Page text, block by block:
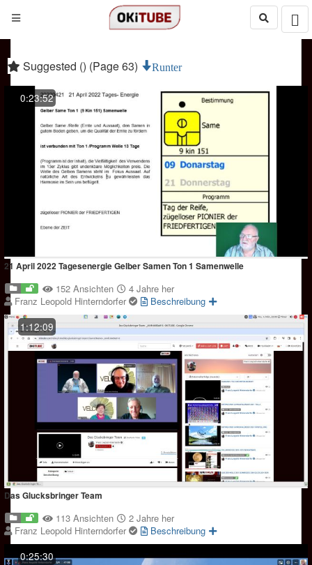
Suggested () (Page 63) Runter
0:23:52
21 April 2022 Tagesenergie Gelber Samen Ton 1 Samenwelle
152 Ansichten
4 Jahre her
Franz Leopold Hinterndorfer
Beschreibung
1:12:09
Das Glucksbringer Team
113 Ansichten
2 Jahre her
Franz Leopold Hinterndorfer
Beschreibung
0:25:30